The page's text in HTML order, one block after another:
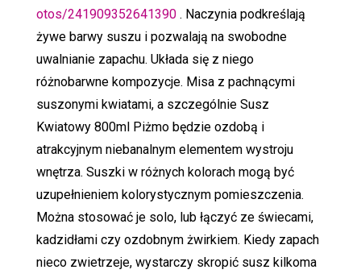
otos/241909352641390. Naczynia podkreślają
żywe barwy suszu i pozwalają na swobodne
uwalnianie zapachu. Układa się z niego
różnobarwne kompozycje. Misa z pachnącymi
suszonymi kwiatami, a szczególnie Susz
Kwiatowy 800ml Piżmo będzie ozdobą i
atrakcyjnym niebanalnym elementem wystroju
wnętrza. Suszki w różnych kolorach mogą być
uzupełnieniem kolorystycznym pomieszczenia.
Można stosować je solo, lub łączyć ze świecami,
kadzidłami czy ozdobnym żwirkiem. Kiedy zapach
nieco zwietrzeje, wystarczy skropić susz kilkoma